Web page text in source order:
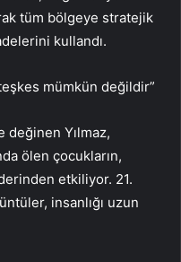
tüm bölgeye stratejik
kullandı.
mümkün değildir”
değinen Yılmaz,
ölen çocukların,
etkiliyor. 21.
insanlığı uzun